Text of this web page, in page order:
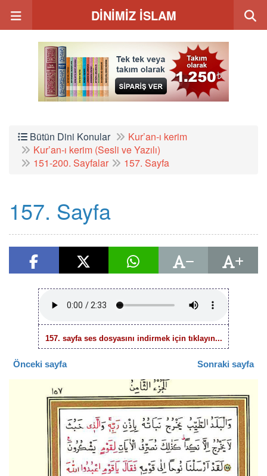
DİNİMİZ İSLAM
Bütün Dini Konular
Kur’an-ı kerim
Kur’an-ı kerim (Sesli ve Yazılı)
151-200. Sayfalar
157. Sayfa
157. Sayfa
157. sayfa ses dosyasını indirmek için tıklayın...
Önceki sayfa Sonraki sayfa